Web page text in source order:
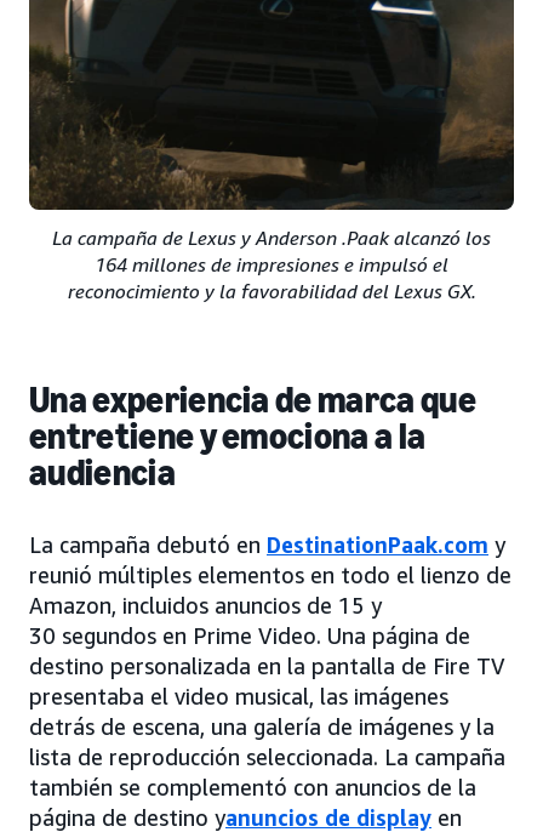
La campaña de Lexus y Anderson .Paak alcanzó los
164 millones de impresiones e impulsó el
reconocimiento y la favorabilidad del Lexus GX.
Una experiencia de marca que
entretiene y emociona a la
audiencia
La campaña debutó en DestinationPaak.com y
reunió múltiples elementos en todo el lienzo de
Amazon, incluidos anuncios de 15 y
30 segundos en Prime Video. Una página de
destino personalizada en la pantalla de Fire TV
presentaba el video musical, las imágenes
detrás de escena, una galería de imágenes y la
lista de reproducción seleccionada. La campaña
también se complementó con anuncios de la
página de destino yanuncios de display en